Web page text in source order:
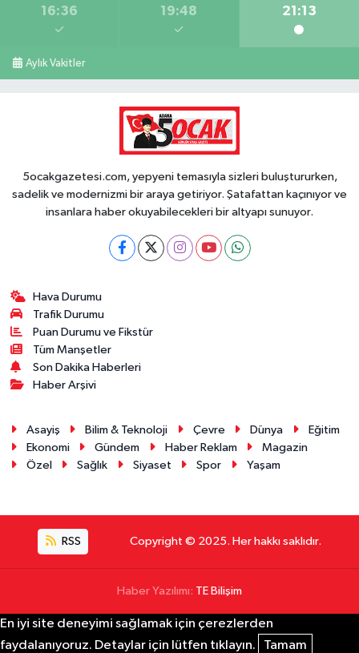
16:36 19:48 21:13
Aylık Vakitler
5ocakgazetesi.com, yepyeni temasıyla sizleri buluştururken,
sadelik ve modernizmi bir araya getiriyor. Şatafattan kaçınıyor ve
insanlara haber okuyabilecekleri bir altyapı sunuyor.
Hava Durumu
Trafik Durumu
Puan Durumu ve Fikstür
Tüm Manşetler
Son Dakika Haberleri
Haber Arşivi
Asayiş Bilim & Teknoloji Çevre Dünya
Eğitim
Ekonomi
Gündem Haber Reklam
Magazin
Özel
Sağlık Siyaset Spor Yaşam
RSS Copyright © 2025. Her hakkı saklıdır.
Haber Yazılımı: TE Bilişim
En iyi site deneyimi sağlamak için çerezlerden
faydalanıyoruz. Detaylar için lütfen tıklayın.
Tamam